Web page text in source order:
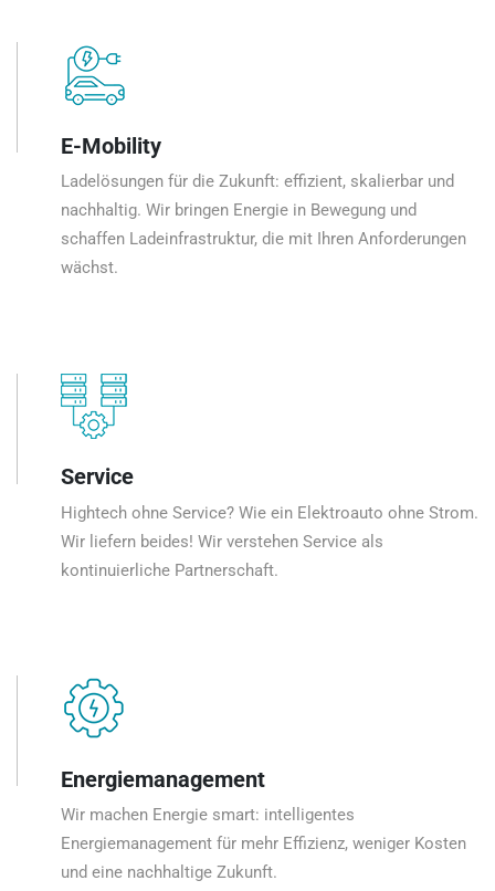
E-Mobility
Ladelösungen für die Zukunft: effizient, skalierbar und
nachhaltig. Wir bringen Energie in Bewegung und
schaffen Ladeinfrastruktur, die mit Ihren Anforderungen
wächst.
Service
Hightech ohne Service? Wie ein Elektroauto ohne Strom.
Wir liefern beides! Wir verstehen Service als
kontinuierliche Partnerschaft.
Energiemanagement
Wir machen Energie smart: intelligentes
Energiemanagement für mehr Effizienz, weniger Kosten
und eine nachhaltige Zukunft.